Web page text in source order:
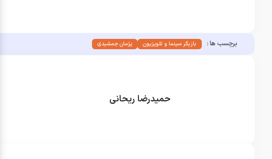
برچسب ها : بازیگر سینما و تلویزیون پژمان جمشیدی
حمیدرضا ریحانی